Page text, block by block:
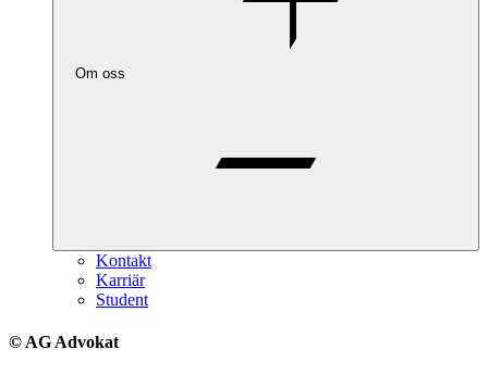
Om oss
Kontakt
Karriär
Student
© AG Advokat